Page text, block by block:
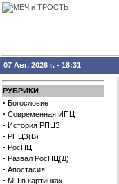
07 Авг, 2026 г. - 18:31
РУБРИКИ
· Богословие
· Современная ИПЦ
· История РПЦЗ
· РПЦЗ(В)
· РосПЦ
· Развал РосПЦ(Д)
· Апостасия
· МП в картинках